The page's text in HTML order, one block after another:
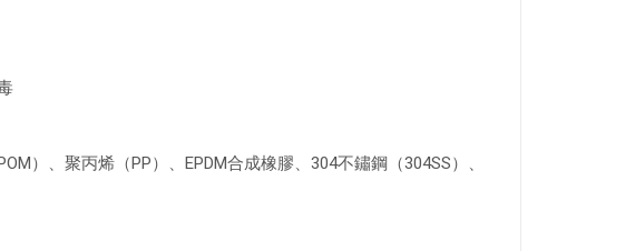
）、聚丙烯（PP）、EPDM合成橡膠、304不鏽鋼（304SS）、